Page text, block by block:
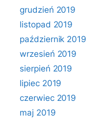
grudzień 2019
listopad 2019
październik 2019
wrzesień 2019
sierpień 2019
lipiec 2019
czerwiec 2019
maj 2019